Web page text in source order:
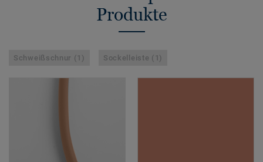
Produkte
Schweißschnur (1) Sockelleiste (1)